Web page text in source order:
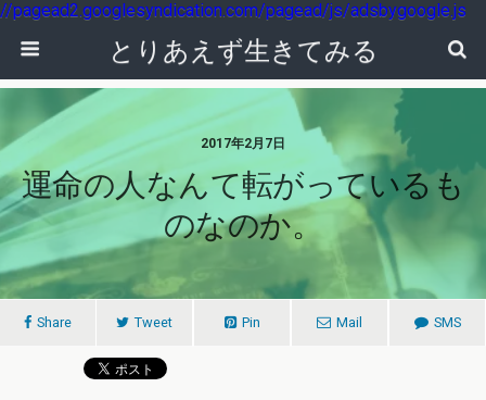
//pagead2.googlesyndication.com/pagead/js/adsbygoogle.js
とりあえず生きてみる
2017年2月7日
運命の人なんて転がっているも
のなのか。
Share Tweet Pin Mail SMS